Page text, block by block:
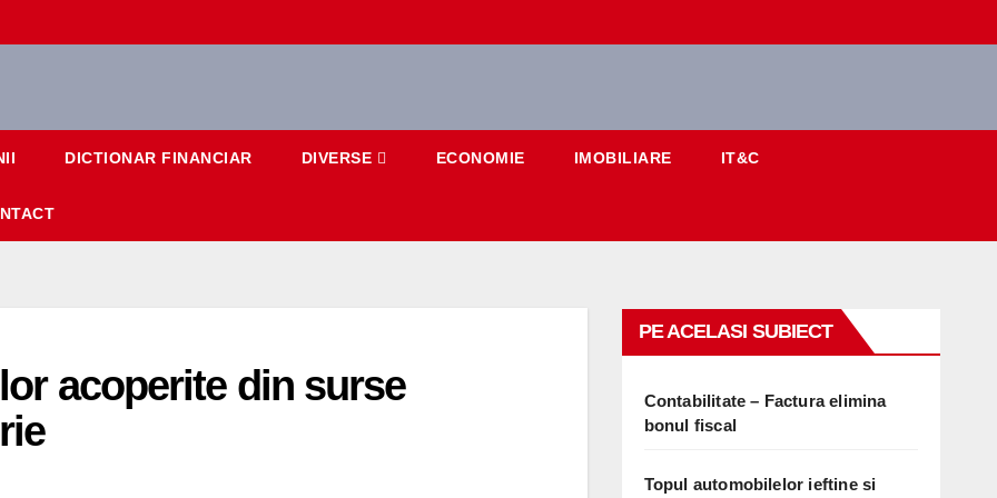
DICTIONAR FINANCIAR DIVERSE ECONOMIE IMOBILIARE IT&C
acoperite din surse
PE ACELASI SUBIECT
Contabilitate – Factura elimina
bonul fiscal
Topul automobilelor ieftine si